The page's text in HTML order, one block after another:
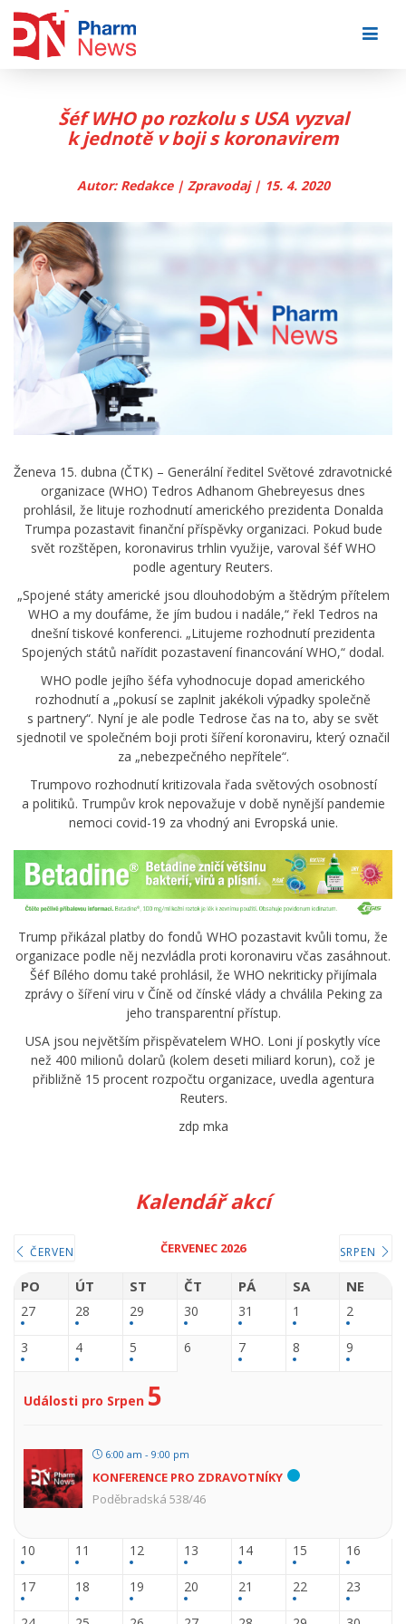
Šéf WHO po rozkolu s USA vyzval
k jednotě v boji s koronavirem
Autor: Redakce | Zpravodaj | 15. 4. 2020
Ženeva 15. dubna (ČTK) – Generální ředitel Světové zdravotnické
organizace (WHO) Tedros Adhanom Ghebreyesus dnes
prohlásil, že lituje rozhodnutí amerického prezidenta Donalda
Trumpa pozastavit finanční příspěvky organizaci. Pokud bude
svět rozštěpen, koronavirus trhlin využije, varoval šéf WHO
podle agentury Reuters.
„Spojené státy americké jsou dlouhodobým a štědrým přítelem
WHO a my doufáme, že jím budou i nadále,“ řekl Tedros na
dnešní tiskové konferenci. „Litujeme rozhodnutí prezidenta
Spojených států nařídit pozastavení financování WHO,“ dodal.
WHO podle jejího šéfa vyhodnocuje dopad amerického
rozhodnutí a „pokusí se zaplnit jakékoli výpadky společně
s partnery“. Nyní je ale podle Tedrose čas na to, aby se svět
sjednotil ve společném boji proti šíření koronaviru, který označil
za „nebezpečného nepřítele“.
Trumpovo rozhodnutí kritizovala řada světových osobností
a politiků. Trumpův krok nepovažuje v době nynější pandemie
nemoci covid-19 za vhodný ani Evropská unie.
Trump přikázal platby do fondů WHO pozastavit kvůli tomu, že
organizace podle něj nezvládla proti koronaviru včas zasáhnout.
Šéf Bílého domu také prohlásil, že WHO nekriticky přijímala
zprávy o šíření viru v Číně od čínské vlády a chválila Peking za
jeho transparentní přístup.
USA jsou největším přispěvatelem WHO. Loni jí poskytly více
než 400 milionů dolarů (kolem deseti miliard korun), což je
přibližně 15 procent rozpočtu organizace, uvedla agentura
Reuters.
zdp mka
Kalendář akcí
ČERVEN ČERVENEC 2026 SRPEN
PO ÚT ST ČT PÁ SA NE
27 28 29 30 31 1 2
3 4 5 6 7 8 9
Události pro Srpen 5
6:00 am - 9:00 pm
KONFERENCE PRO ZDRAVOTNÍKY
Poděbradská 538/46
10 11 12 13 14 15 16
17 18 19 20 21 22 23